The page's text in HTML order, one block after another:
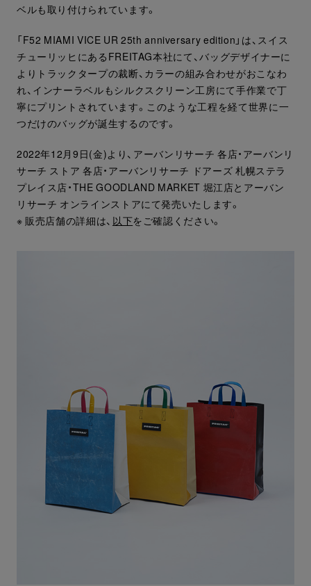
ベルも取り付けられています。
「F52 MIAMI VICE UR 25th anniversary edition」は、スイス
チューリッヒにあるFREITAG本社にて、バッグデザイナーに
よりトラックタープの裁断、カラーの組み合わせがおこなわ
れ、インナーラベルもシルクスクリーン工房にて手作業で丁
寧にプリントされています。このような工程を経て世界に一
つだけのバッグが誕生するのです。
2022年12月9日(金)より、アーバンリサーチ 各店・アーバンリ
サーチ ストア 各店・アーバンリサーチ ドアーズ 札幌ステラ
プレイス店・THE GOODLAND MARKET 堀江店とアーバン
リサーチ オンラインストアにて発売いたします。
※ 販売店舗の詳細は、 以下をご確認ください。